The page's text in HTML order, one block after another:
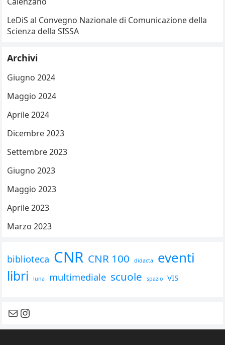
LeDiS al Convegno Nazionale di Comunicazione della
Scienza della SISSA
Archivi
Giugno 2024
Maggio 2024
Aprile 2024
Dicembre 2023
Settembre 2023
Giugno 2023
Maggio 2023
Aprile 2023
Marzo 2023
biblioteca CNR CNR 100 didacta eventi
libri luna multimediale scuole spazio VIS
contattaci seguici su instagram